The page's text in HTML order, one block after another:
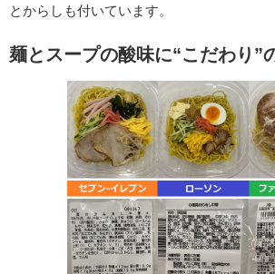
とからしも付いています。
麺とスープの酸味に“こだわり”